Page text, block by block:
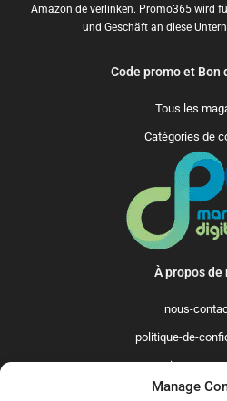
Manage
Amazon.de verlinken. Promo365 wird
und Geschäft an diese
Code promo et Bon
Tous les
Catégories de
À propos de
nous-
politique-de-
qui-